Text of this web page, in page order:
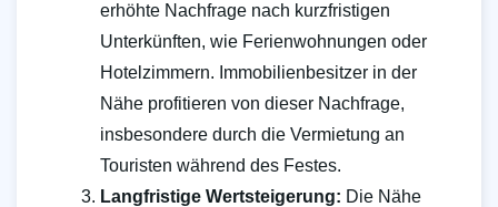
erhöhte Nachfrage nach kurzfristigen
Unterkünften, wie Ferienwohnungen oder
Hotelzimmern. Immobilienbesitzer in der
Nähe profitieren von dieser Nachfrage,
insbesondere durch die Vermietung an
Touristen während des Festes.
Langfristige Wertsteigerung: Die Nähe